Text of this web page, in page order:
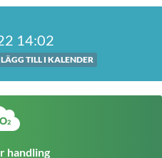
14:02
LÄGG TILL I KALENDER
handling